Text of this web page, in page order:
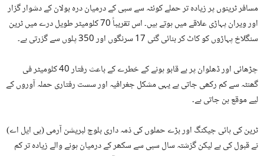
مسافر ٹرینوں پر زیادہ تر حملے کوئٹہ سے سبی کے درمیان درہ بولان کے دشوار گزار
اور ویران پہاڑی علاقے میں ہوتے ہیں۔ اس تقریباً 70 کلومیٹر طویل درے میں ٹرین
سنگلاخ پہاڑوں کو کاٹ کر بنائی گئی 17 سرنگوں اور 350 پلوں سے گزرتی ہے۔
چڑھائی اور ڈھلوان پر بے قابو ہونے کے خطرے کے باعث رفتار 40 کلومیٹر فی
گھنٹہ سے کم رکھی جاتی ہے یہی مشکل جغرافیہ اور سست رفتاری حملہ آوروں کے
لیے موقع بن جاتی ہے۔
ٹرین کی ہائی جیکنگ اور بڑے حملوں کی ذمہ داری بلوچ لبریشن آرمی (بی ایل اے)
نے قبول کی ہے لیکن گزشتہ سال سبی سے سکھر کے درمیان ہونے والے زیادہ تر کم